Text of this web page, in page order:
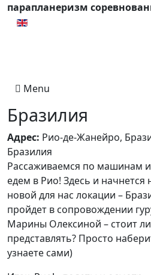
парапланеризм
Выберите язык
Menu
Бразилия
Адрес: Рио-де-Жанейро,
Бразилия
Рассаживаемся по машинам и
едем в Рио! Здесь и
новой для нас локации –
пройдет в сопровождении
Марины Олексиной – стоит
представлять? Просто
узнаете сами)